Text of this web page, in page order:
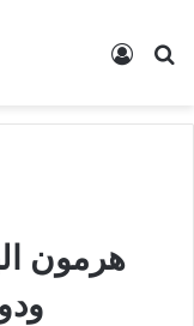
بحث عن
هرمون